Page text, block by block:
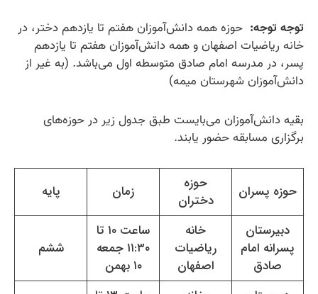
توجه توجه: حوزه همه دانش‌آموزان هفتم تا یازدهم دختر، در
خانه ریاضیات اصفهان و همه دانش‌آموزان هفتم تا یازدهم
پسر، در مدرسه امام صادق متوسطه اول می‌باشد. (به غیر از
دانش‌آموزان شهرستان میمه)
بقیه دانش‌آموزان می‌بایست طبق جدول زیر در حوزه‌های
برگزاری مسابقه حضور یابند.
حوزه پسران
حوزه
دختران
زمان پایه
دبیرستان
پسرانه امام
صادق
خانه
ریاضیات
اصفهان
ساعت ۱۰ تا
۱۱:۳۰ جمعه
۱۰ بهمن
ششم